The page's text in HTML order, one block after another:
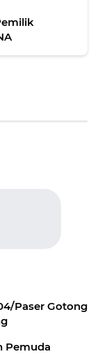
Paser Gotong
Pemuda